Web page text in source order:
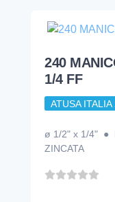
240
1/4 FF
ATUSA ITALIA
ø 1/2" x 1/4" ●
ZINCATA